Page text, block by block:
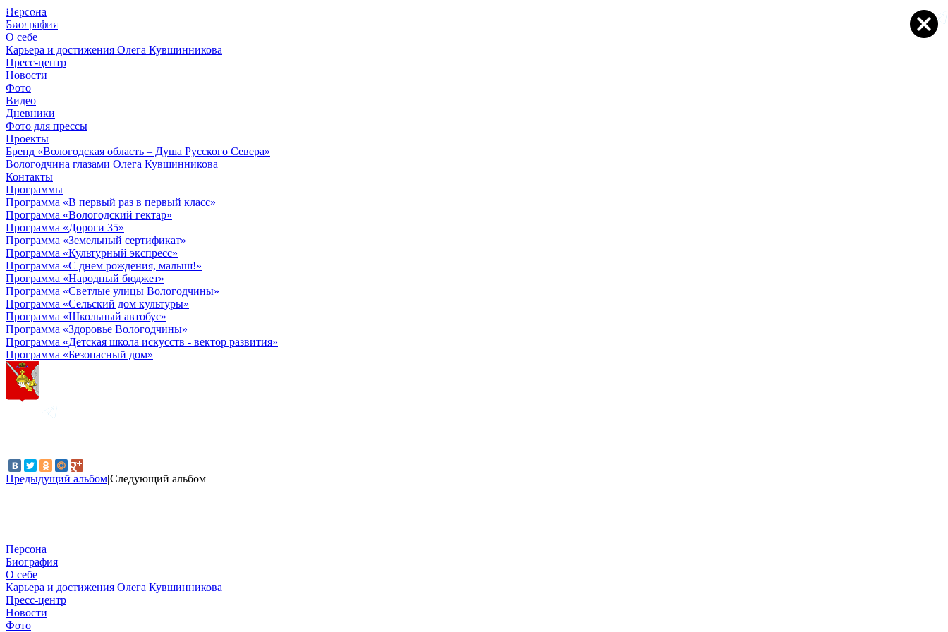
Персона
Биография
О себе
Карьера и достижения Олега Кувшинникова
Пресс-центр
Новости
Фото
Видео
Дневники
Фото для прессы
Проекты
Бренд «Вологодская область – Душа Русского Севера»
Вологодчина глазами Олега Кувшинникова
Контакты
Программы
Программа «В первый раз в первый класс»
Программа «Вологодский гектар»
Программа «Дороги 35»
Программа «Земельный сертификат»
Программа «Культурный экспресс»
Программа «С днем рождения, малыш!»
Программа «Народный бюджет»
Программа «Светлые улицы Вологодчины»
Программа «Сельский дом культуры»
Программа «Школьный автобус»
Программа «Здоровье Вологодчины»
Программа «Детская школа искусств - вектор развития»
Программа «Безопасный дом»
Предыдущий альбом|Следующий альбом
© 2012 - 2023,
КУВШИННИКОВ О.А.
Персона
Биография
О себе
Карьера и достижения Олега Кувшинникова
Пресс-центр
Новости
Фото